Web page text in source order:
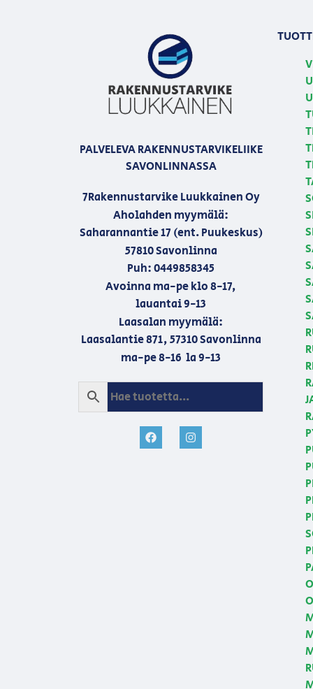
PALVELEVA RAKENNUSTARVIKELIIKE
SAVONLINNASSA
7Rakennustarvike Luukkainen Oy
Aholahden myymälä:
Saharannantie 17 (ent. Puukeskus)
57810 Savonlinna
Puh: 0449858345
Avoinna ma-pe klo 8-17,
lauantai 9-13
Laasalan myymälä:
Laasalantie 871, 57310 Savonlinna
ma-pe 8-16 la 9-13